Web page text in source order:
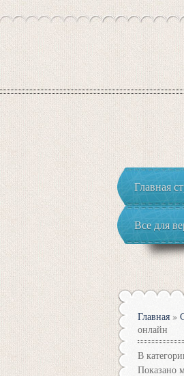
Главная
Все для
Главная »
онлайн
В
Показано